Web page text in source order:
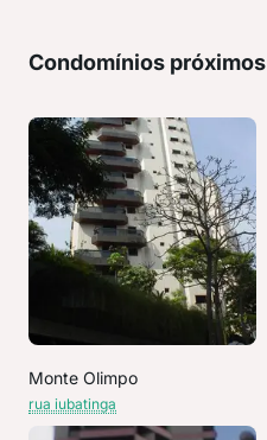
Condomínios próximos
Monte Olimpo
rua iubatinga